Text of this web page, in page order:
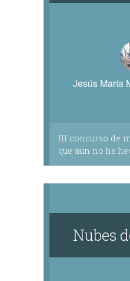
Jesús María
III concurso de
que aún no he
Nubes